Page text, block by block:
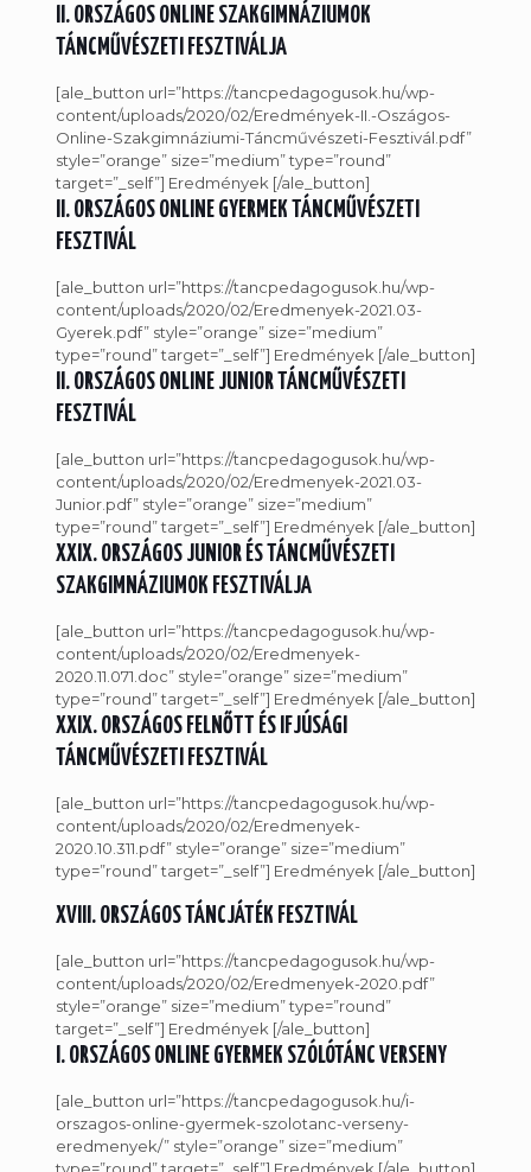
II. ORSZÁGOS ONLINE SZAKGIMNÁZIUMOK
TÁNCMŰVÉSZETI FESZTIVÁLJA
[ale_button url=”https://tancpedagogusok.hu/wp-
content/uploads/2020/02/Eredmények-II.-Oszágos-
Online-Szakgimnáziumi-Táncművészeti-Fesztivál.pdf”
style=”orange” size=”medium” type=”round”
target=”_self”] Eredmények [/ale_button]
II. ORSZÁGOS ONLINE GYERMEK TÁNCMŰVÉSZETI
FESZTIVÁL
[ale_button url=”https://tancpedagogusok.hu/wp-
content/uploads/2020/02/Eredmenyek-2021.03-
Gyerek.pdf” style=”orange” size=”medium”
type=”round” target=”_self”] Eredmények [/ale_button]
II. ORSZÁGOS ONLINE JUNIOR TÁNCMŰVÉSZETI
FESZTIVÁL
[ale_button url=”https://tancpedagogusok.hu/wp-
content/uploads/2020/02/Eredmenyek-2021.03-
Junior.pdf” style=”orange” size=”medium”
type=”round” target=”_self”] Eredmények [/ale_button]
XXIX. ORSZÁGOS JUNIOR ÉS TÁNCMŰVÉSZETI
SZAKGIMNÁZIUMOK FESZTIVÁLJA
[ale_button url=”https://tancpedagogusok.hu/wp-
content/uploads/2020/02/Eredmenyek-
2020.11.071.doc” style=”orange” size=”medium”
type=”round” target=”_self”] Eredmények [/ale_button]
XXIX. ORSZÁGOS FELNŐTT ÉS IFJÚSÁGI
TÁNCMŰVÉSZETI FESZTIVÁL
[ale_button url=”https://tancpedagogusok.hu/wp-
content/uploads/2020/02/Eredmenyek-
2020.10.311.pdf” style=”orange” size=”medium”
type=”round” target=”_self”] Eredmények [/ale_button]
XVIII. ORSZÁGOS TÁNCJÁTÉK FESZTIVÁL
[ale_button url=”https://tancpedagogusok.hu/wp-
content/uploads/2020/02/Eredmenyek-2020.pdf”
style=”orange” size=”medium” type=”round”
target=”_self”] Eredmények [/ale_button]
I. ORSZÁGOS ONLINE GYERMEK SZÓLÓTÁNC VERSENY
[ale_button url=”https://tancpedagogusok.hu/i-
orszagos-online-gyermek-szolotanc-verseny-
eredmenyek/” style=”orange” size=”medium”